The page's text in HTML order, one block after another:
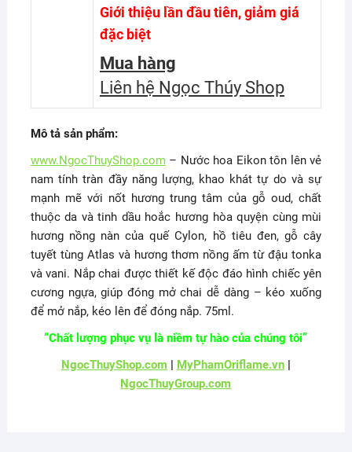
Giới thiệu lần đầu tiên, giảm giá
đặc biệt
Mua hàng
Liên hệ Ngọc Thúy Shop
Mô tả sản phẩm:
www.NgocThuyShop.com– Nước hoa Eikon tôn lên vẻ
nam tính tràn đầy năng lượng, khao khát tự do và sự
mạnh mẽ với nốt hương trung tâm của gỗ oud, chất
thuộc da và tinh dầu hoắc hương hòa quyện cùng mùi
hương nồng nàn của quế Cylon, hồ tiêu đen, gỗ cây
tuyết tùng Atlas và hương thơm nồng ấm từ đậu tonka
và vani. Nắp chai được thiết kế độc đáo hình chiếc yên
cương ngựa, giúp đóng mở chai dễ dàng – kéo xuống
để mở nắp, kéo lên để đóng nắp. 75ml.
“Chất lượng phục vụ là niềm tự hào của chúng tôi”
NgocThuyShop.com| MyPhamOriflame.vn|
NgocThuyGroup.com